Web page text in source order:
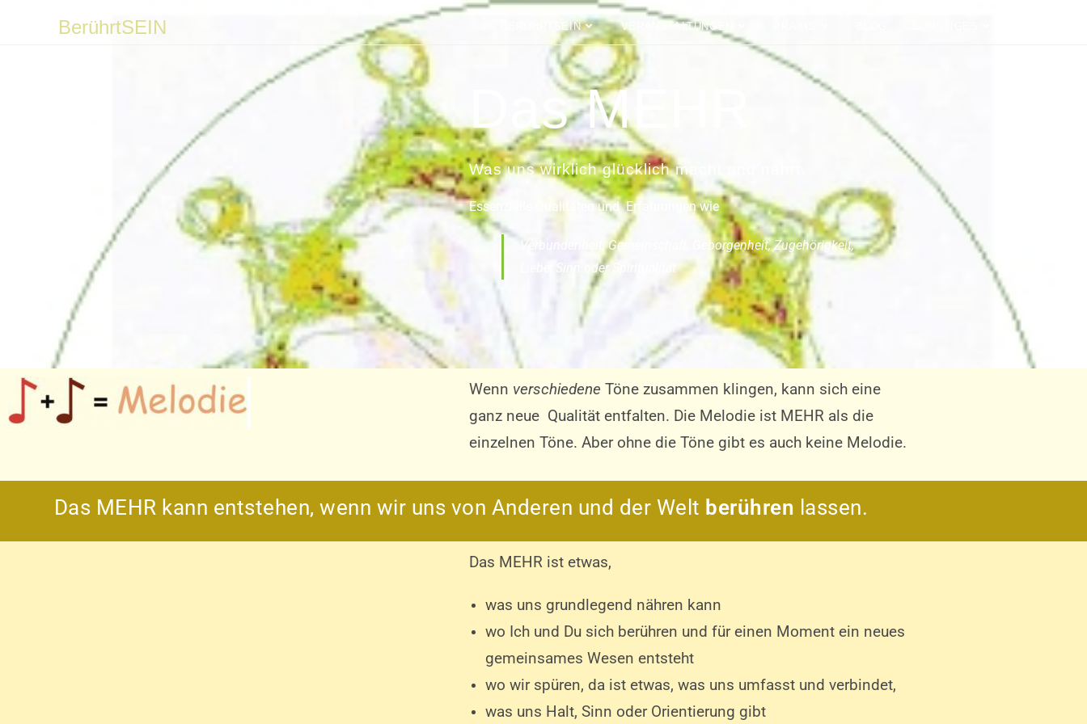
BerührtSEIN BERÜHRTSEIN VERANSTALTUNGEN
Das MEHR
Was uns wirklich glücklich macht und nährt.
Essenzielle Qualitäten und Erfahrungen wie
Verbundenheit, Gemeinschaft, Geborgenheit, Zugehörigkeit,
Liebe, Sinn oder Spiritualität
Wenn verschiedene Töne zusammen klingen, kann sich eine
ganz neue Qualität entfalten. Die Melodie ist MEHR als die
einzelnen Töne. Aber ohne die Töne gibt es auch keine Melodie.
Das MEHR kann entstehen, wenn wir uns von Anderen und der Welt berühren lassen.
Das MEHR ist etwas,
was uns grundlegend nähren kann
wo Ich und Du sich berühren und für einen Moment ein neues
gemeinsames Wesen entsteht
wo wir spüren, da ist etwas, was uns umfasst und verbindet,
was uns Halt, Sinn oder Orientierung gibt